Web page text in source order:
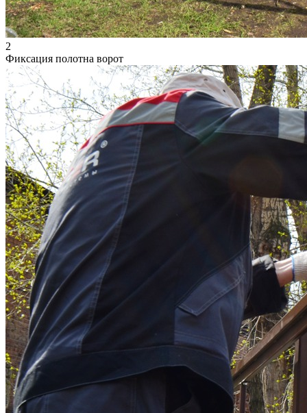
2
Фиксация полотна ворот